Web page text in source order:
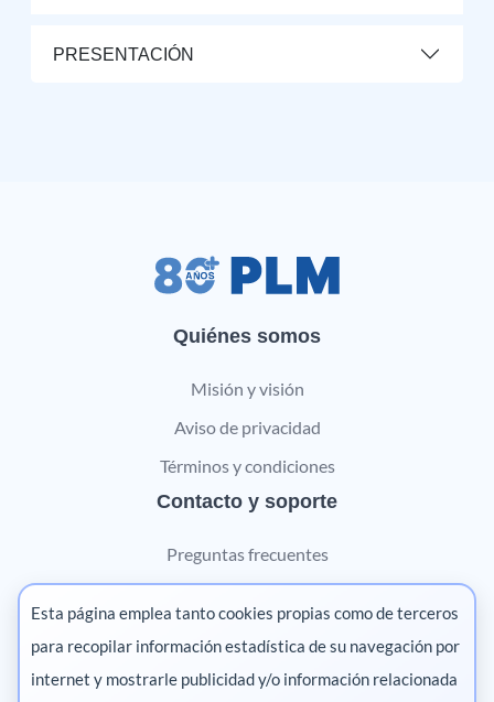
PRESENTACIÓN
Quiénes somos
Misión y visión
Aviso de privacidad
Términos y condiciones
Contacto y soporte
Preguntas frecuentes
Contáctanos
Marketing digital
Pharma
Esta página emplea tanto cookies propias como de terceros
para recopilar información estadística de su navegación por
internet y mostrarle publicidad y/o información relacionada